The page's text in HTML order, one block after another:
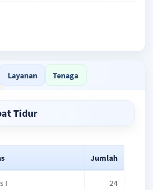
Layanan Tenaga
Tidur
Jumlah
I 24